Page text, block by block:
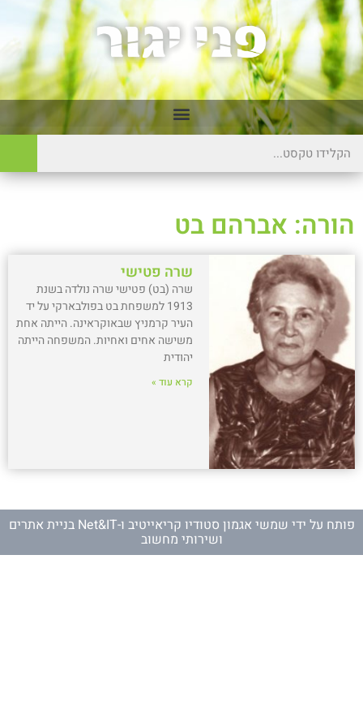
הורה: אברהם בט
שרה פטישי
שרה (בט) פטישי שרה נולדה בשנת
1913 למשפחת בט בפולבארקי על יד
העיר קרמניץ שבאוקראינה. הייתה אחת
משישה אחים ואחיות. המשפחה הייתה
יהודית
קרא עוד »
פותח על ידי שמשי אגמון סטודיו קריאייטיב ו- Net&IT בניית אתרים
ושירותי מחשוב